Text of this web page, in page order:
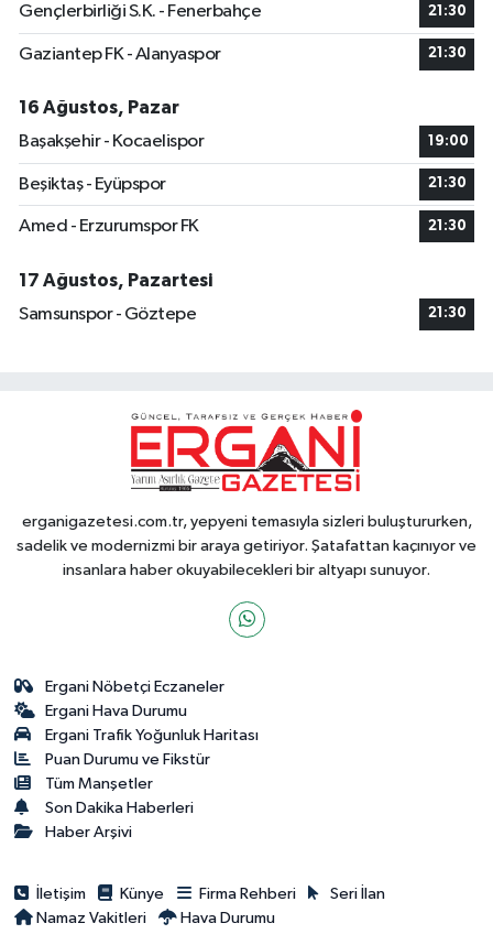
Gençlerbirliği S.K. - Fenerbahçe 21:30
Gaziantep FK - Alanyaspor 21:30
16 Ağustos, Pazar
Başakşehir - Kocaelispor
19:00
Beşiktaş - Eyüpspor 21:30
Amed - Erzurumspor FK 21:30
17 Ağustos, Pazartesi
Samsunspor - Göztepe
21:30
erganigazetesi.com.tr, yepyeni temasıyla sizleri buluştururken,
sadelik ve modernizmi bir araya getiriyor. Şatafattan kaçınıyor ve
insanlara haber okuyabilecekleri bir altyapı sunuyor.
Ergani Nöbetçi Eczaneler
Ergani Hava Durumu
Ergani Trafik Yoğunluk Haritası
Puan Durumu ve Fikstür
Tüm Manşetler
Son Dakika Haberleri
Haber Arşivi
İletişim Künye Firma Rehberi
Seri İlan
Namaz Vakitleri
Hava Durumu